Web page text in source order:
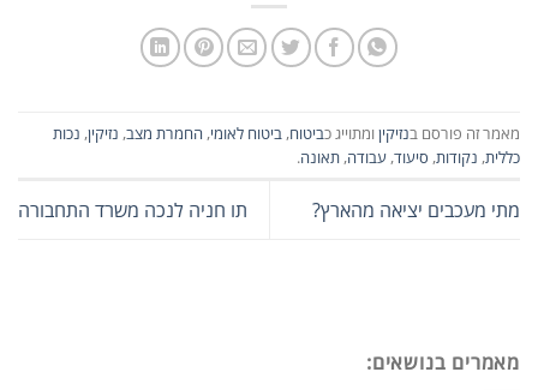
מאמרים בנושאים:
מאמר זה פורסם בנזיקיןומתוייג כביטוח, ביטוח לאומי, החמרת מצב, נזיקין, נכות
כללית, נקודות, סיעוד, עבודה, תאונה.
מתי מעכבים יציאה מהארץ? תו חניה לנכה משרד התחבורה